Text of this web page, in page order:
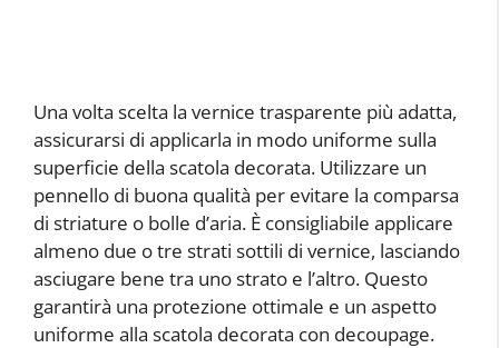
Una volta scelta la vernice trasparente più adatta,
assicurarsi di applicarla in modo uniforme sulla
superficie della scatola decorata. Utilizzare un
pennello di buona qualità per evitare la comparsa
di striature o bolle d’aria. È consigliabile applicare
almeno due o tre strati sottili di vernice, lasciando
asciugare bene tra uno strato e l’altro. Questo
garantirà una protezione ottimale e un aspetto
uniforme alla scatola decorata con decoupage.